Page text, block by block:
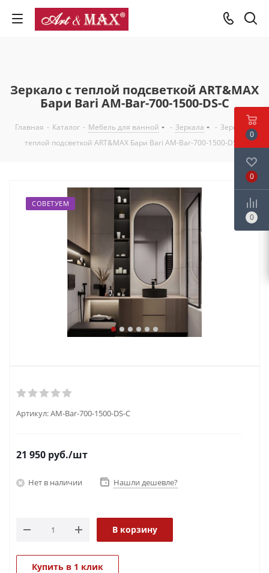
Зеркало с теплой подсветкой ART&MAX
Бари Bari AM-Bar-700-1500-DS-C
Главная - Каталог - Мебель для ванной - Зеркала - Зеркало с
теплой подсветкой ART&MAX Бари Bari AM-Bar-700-1500-DS-C
СОВЕТУЕМ
Артикул:AM-Bar-700-1500-DS-C
21 950 руб./шт
Нет в наличии Нашли дешевле?
В корзину
Купить в 1 клик
0
0
0